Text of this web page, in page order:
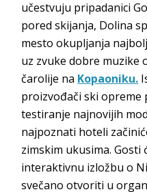
učestvuju pripadanici
pored skijanja, Dolina
mesto okupljanja
uz zvuke dobre muzike
čarolije na Kopaoniku.
proizvođači ski opreme
testiranje najnovijih
najpoznati hoteli
zimskim ukusima. Gosti
interaktivnu izložbu o
svečano otvoriti u